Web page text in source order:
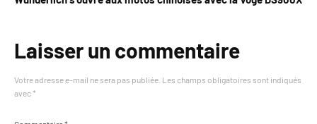
Laisser un commentaire
Votre adresse e-mail ne sera pas publiée. Les champs obligatoires sont indiqués
avec *